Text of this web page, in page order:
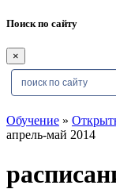
Поиск по сайту
×
Обучение »
апрель-май 2014